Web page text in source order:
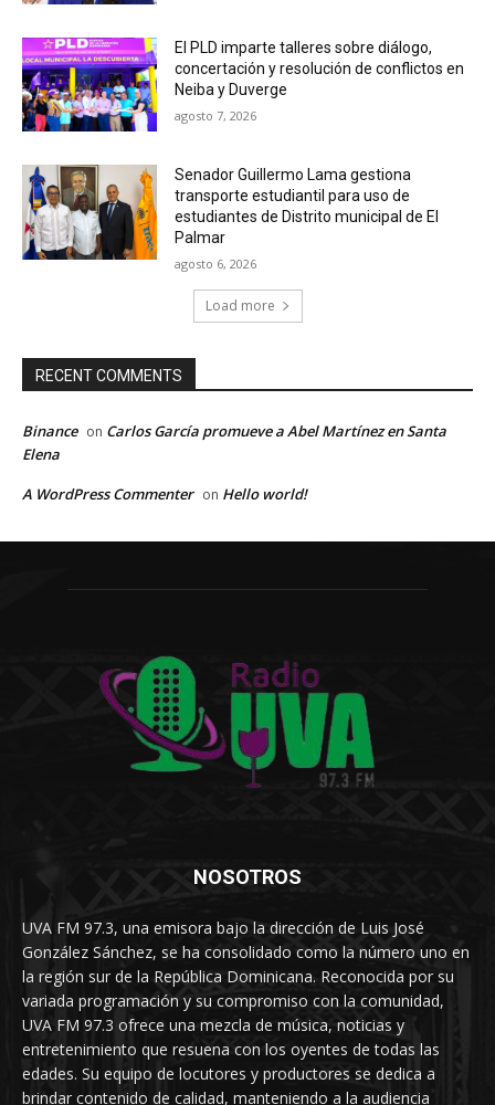
El PLD imparte talleres sobre diálogo,
concertación y resolución de conflictos en
Neiba y Duverge
agosto 7, 2026
Senador Guillermo Lama gestiona
transporte estudiantil para uso de
estudiantes de Distrito municipal de El
Palmar
agosto 6, 2026
Load more
RECENT COMMENTS
Binance on Carlos García promueve a Abel Martínez en Santa
Elena
A WordPress Commenter on Hello world!
NOSOTROS
UVA FM 97.3, una emisora bajo la dirección de Luis José
González Sánchez, se ha consolidado como la número uno en
la región sur de la República Dominicana. Reconocida por su
variada programación y su compromiso con la comunidad,
UVA FM 97.3 ofrece una mezcla de música, noticias y
entretenimiento que resuena con los oyentes de todas las
edades. Su equipo de locutores y productores se dedica a
brindar contenido de calidad, manteniendo a la audiencia